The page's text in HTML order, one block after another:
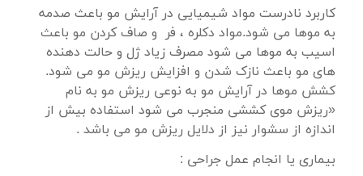
کاربرد نادرست مواد شیمیایی در آرایش مو باعث صدمه
به موها می شود.مواد دکلره ، فر و صاف کردن مو باعث
اسیب به موها می شود مصرف زیاد ژل و حالت دهنده
های مو باعث نازک شدن و افزایش ریزش مو می شود.
کشش موها در آرایش مو به نوعی ریزش مو به نام
«ریزش موی کششی منجرب می شود استفاده بیش از
اندازه از سشوار نیز از دلایل ریزش مو می باشد .
بیماری یا انجام عمل جراحی :